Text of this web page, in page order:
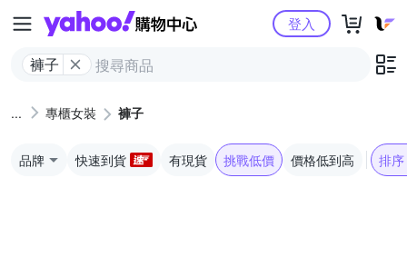
Yahoo購物中心
褲子
登入
專櫃女裝 褲子
品牌 快速到貨 有現貨 挑戰低價 價格低到高 排序